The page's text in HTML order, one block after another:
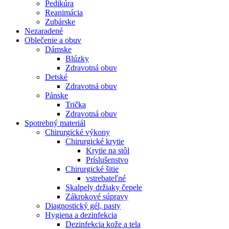
Pedikúra
Reanimácia
Zubárske
Nezaradené
Oblečenie a obuv
Dámske
Blúzky
Zdravotná obuv
Detské
Zdravotná obuv
Pánske
Trička
Zdravotná obuv
Spotrebný materiál
Chirurgické výkony
Chirurgické krytie
Krytie na stôl
Príslušenstvo
Chirurgické šitie
vstrebateľné
Skalpely držiaky čepele
Zákrokové súpravy
Diagnostický gél, pasty
Hygiena a dezinfekcia
Dezinfekcia kože a tela